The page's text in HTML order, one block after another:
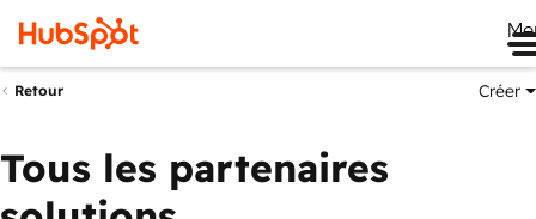
Retour Créer
Tous les partenaires